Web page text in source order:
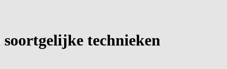
technieken